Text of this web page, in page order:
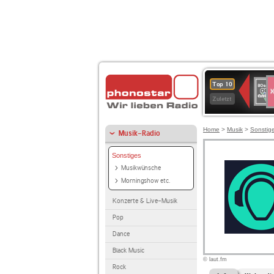
Top 10
Zuletzt
80er
90er
Musik-Radio
Sonstiges
Musikwünsche
Morningshow etc.
Konzerte & Live-Musik
Pop
Dance
Black Music
Rock
Home > Musik >
© laut.fm